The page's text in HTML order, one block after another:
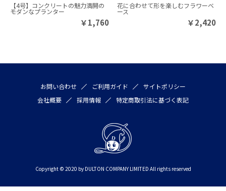
【4号】コンクリートの魅力満開の
モダンなプランター
￥1,760
花に合わせて形を楽しむフラワーベ
ース
￥2,420
お問い合わせ ご利用ガイド
サイトポリシー
会社概要
採用情報 特定商取引法に基づく表記
Copyright © 2020 by DULTON COMPANY LIMITED All rights reserved